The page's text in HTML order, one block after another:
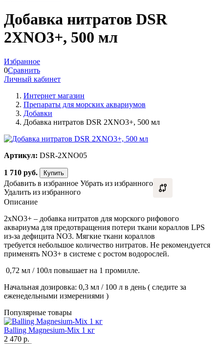
Добавка нитратов DSR
2XNO3+, 500 мл
Избранное
0Сравнить
Личный кабинет
Интернет магазин
Препараты для морских аквариумов
Добавки
Добавка нитратов DSR 2XNO3+, 500 мл
Артикул: DSR-2XNO05
1 710 руб. Купить
Добавить в избранное Убрать из избранного
Удалить из избранного
Описание
2xNO3+ – добавка нитратов для морского рифового
аквариума для предотвращения потери ткани кораллов LPS
из-за дефицита NO3. Мягкие ткани кораллов
требуется небольшое количество нитратов. Не рекомендуется
применять NO3+ в системе с ростом водорослей.
0,72 мл / 100л повышает на 1 промилле.
Начальная дозировка: 0,3 мл / 100 л в день ( следите за
еженедельными измерениями )
Популярные товары
Balling Magnesium-Mix 1 кг
2 470 р.